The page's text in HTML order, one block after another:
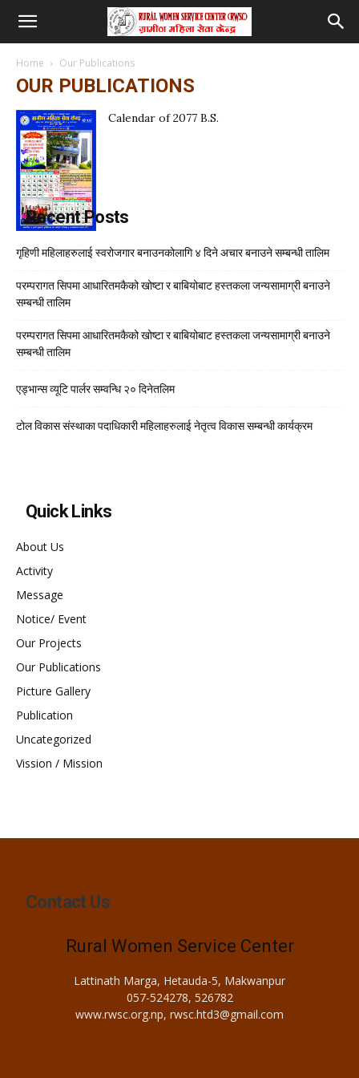
Home Our Publications
OUR PUBLICATIONS
Calendar of 2077 B.S.
Recent Posts
गृहिणी महिलाहरुलाई स्वरोजगार बनाउनकोलागि ४ दिने अचार बनाउने सम्बन्धी तालिम
परम्परागत सिपमा आधारितमकैको खोष्टा र बाबियोबाट हस्तकला जन्यसामाग्री बनाउने
सम्बन्धी तालिम
परम्परागत सिपमा आधारितमकैको खोष्टा र बाबियोबाट हस्तकला जन्यसामाग्री बनाउने
सम्बन्धी तालिम
एड्भान्स व्यूटि पार्लर सम्वन्धि २० दिनेतलिम
टोल विकास संस्थाका पदाधिकारी महिलाहरुलाई नेतृत्व विकास सम्बन्धी कार्यक्रम
Quick Links
About Us
Activity
Message
Notice/ Event
Our Projects
Our Publications
Picture Gallery
Publication
Uncategorized
Vission / Mission
Contact Us
Rural Women Service Center
Lattinath Marga, Hetauda-5, Makwanpur
057-524278, 526782
www.rwsc.org.np, rwsc.htd3@gmail.com